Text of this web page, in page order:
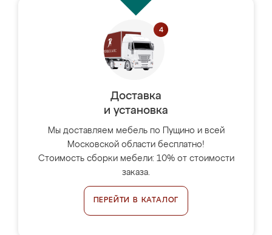
Доставка
и установка
Мы доставляем мебель по Пущино и всей
Московской области бесплатно!
Стоимость сборки мебели: 10% от стоимости
заказа.
ПЕРЕЙТИ В КАТАЛОГ